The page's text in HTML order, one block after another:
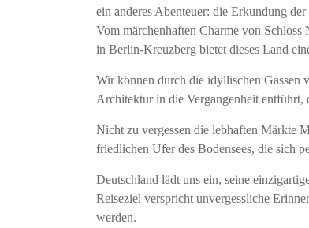
ein anderes Abenteuer: die Erkundung
Vom märchenhaften Charme von
in Berlin-Kreuzberg bietet dieses Land
Wir können durch die idyllischen Gassen
Architektur in die Vergangenheit entführt,
Nicht zu vergessen die lebhaften Märkte
friedlichen Ufer des Bodensees, die sich
Deutschland lädt uns ein, seine
Reiseziel verspricht unvergessliche
werden.